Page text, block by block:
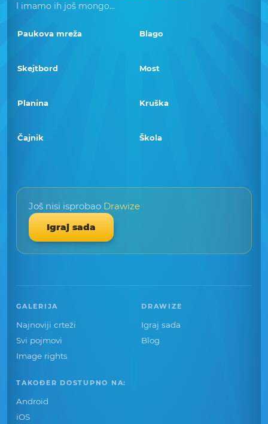
I imamo ih još mongo...
Paukova mreža Blago
Skejtbord Most
Planina Kruška
Čajnik Škola
Još nisi isprobao Drawize
Igraj sada
GALERIJA
Najnoviji crteži
Svi pojmovi
Image rights
DRAWIZE
Igraj sada
Blog
TAKOĐER DOSTUPNO NA:
Android
iOS